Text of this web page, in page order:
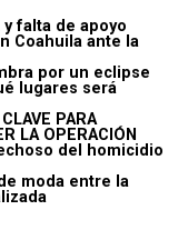
falta de apoyo
Coahuila ante la
por un eclipse
lugares será
PARA
LA OPERACIÓN
del homicidio
moda entre la